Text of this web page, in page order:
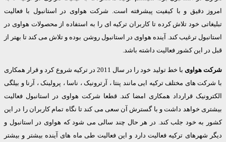
دقیق و با کیفیت پیشرفته است. شرکت هواوی در استانبول با فعالیت
خود تلاش کرده تا کاربران ترکیه ای را به استفاده از محصولات هواوی در
ترغیب کند. آینده هواوی در استانبول روشن بوده و تلاش می کند تا بهتر از
این کشور فعالیت داشته باشد.
هواوی
با خط تولید خود را در سال 2011 در ترکیه شروع کرد و قرار همکاری
های مختلف ترکیه ایی مانند پنتا ، آرترونیک ، ناسا ، پرولینک ، آرنا و بیلگی
قرارداد همکاری امضا کند. قطعا شرکت هواوی در استانبول فعالیت
خواهد داشت و با گسترش آن سعی می کند تا نگاه تمام کاربران را در این
به خود جلب کند. در هر حال چند سالی می شود که هواوی در استانبول و
شهرهای ترکیه فعالیت دارد و این فعالیت طی ماه های آینده بیشتر و بیشتر